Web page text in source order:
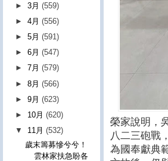
榮家說明，
八二三砲戰
為國奉獻典
►3月(559)
►4月(556)
►5月(591)
►6月(547)
►7月(579)
►8月(566)
►9月(623)
► 10月(620)
▼ 11月(532)
歲末籌募慘兮兮！
雲林家扶急盼各